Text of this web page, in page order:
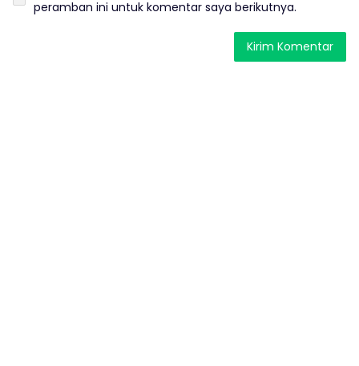
peramban ini untuk komentar saya berikutnya.